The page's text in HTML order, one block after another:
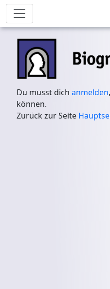
Du musst dichanmelden
können.
Zurück zur Seite